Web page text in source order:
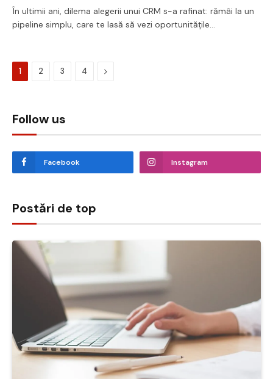
În ultimii ani, dilema alegerii unui CRM s-a rafinat: rămâi la un
pipeline simplu, care te lasă să vezi oportunitățile…
1 2 3 4 Next
Follow us
Facebook Instagram
Postări de top